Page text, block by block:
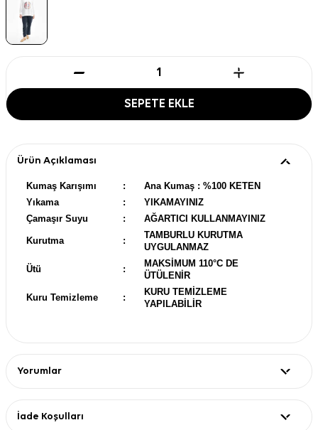
SEPETE EKLE
Ürün Açıklaması
Kumaş Karışımı :
Ana Kumaş : %100 KETEN
Yıkama
:
YIKAMAYINIZ
Çamaşır Suyu
: AĞARTICI KULLANMAYINIZ
Kurutma :
TAMBURLU KURUTMA
UYGULANMAZ
Ütü :
MAKSİMUM 110°C DE
ÜTÜLENİR
Kuru Temizleme :
KURU TEMİZLEME
YAPILABİLİR
Yorumlar
İade Koşulları